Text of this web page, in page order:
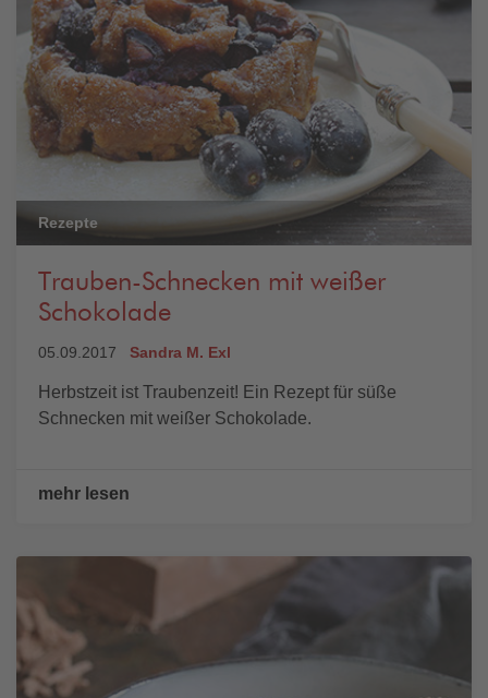
Rezepte
Trauben-Schnecken mit weißer
Schokolade
05.09.2017 Sandra M. Exl
Herbstzeit ist Traubenzeit! Ein Rezept für süße
Schnecken mit weißer Schokolade.
mehr lesen